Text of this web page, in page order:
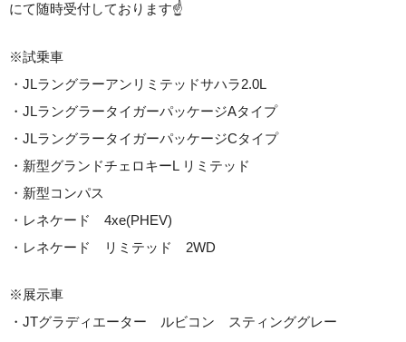
にて随時受付しております☝️
※試乗車
・JLラングラーアンリミテッドサハラ2.0L
・JLラングラータイガーパッケージAタイプ
・JLラングラータイガーパッケージCタイプ
・新型グランドチェロキーL リミテッド
・新型コンパス
・レネケード 4xe(PHEV)
・レネケード リミテッド 2WD
※展示車
・JTグラディエーター ルビコン スティンググレー